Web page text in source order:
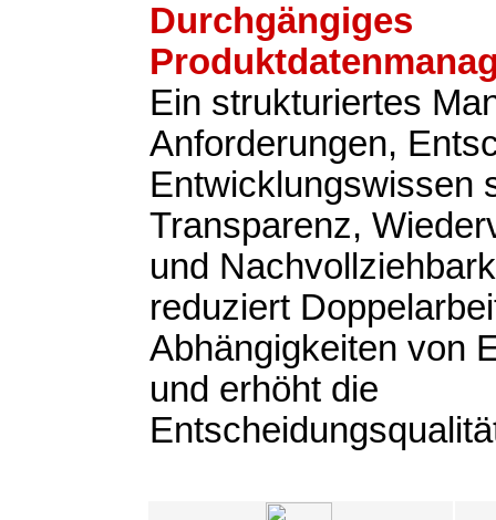
Durchgängiges
Ein strukturiertes
Anforderungen,
Entwicklungswissen
Transparenz,
und
reduziert
Abhängigkeiten von
und erhöht die